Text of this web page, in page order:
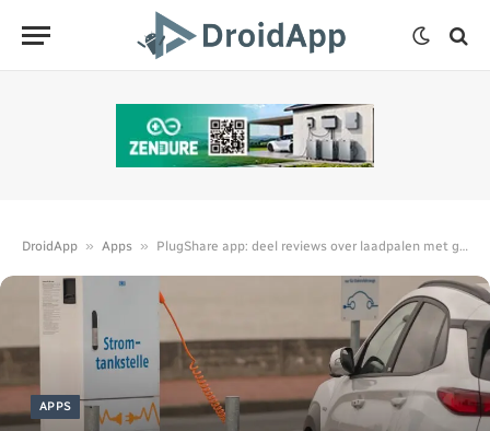
DroidApp » Apps » PlugShare app: deel reviews over laadpalen met gebruikers
APPS